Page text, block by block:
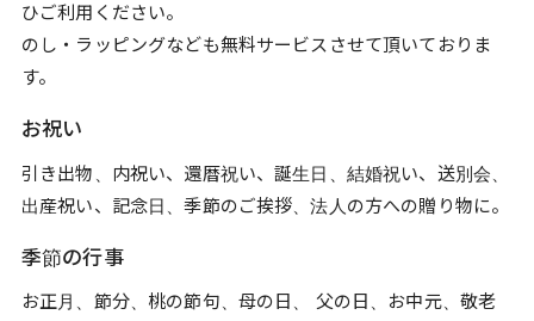
ひご利用ください。
のし・ラッピングなども無料サービスさせて頂いておりま
す。
お祝い
引き出物、内祝い、還暦祝い、誕生日、結婚祝い、送別会、
出産祝い、記念日、季節のご挨拶、法人の方への贈り物に。
季節の行事
お正月、節分、桃の節句、母の日、 父の日、お中元、敬老